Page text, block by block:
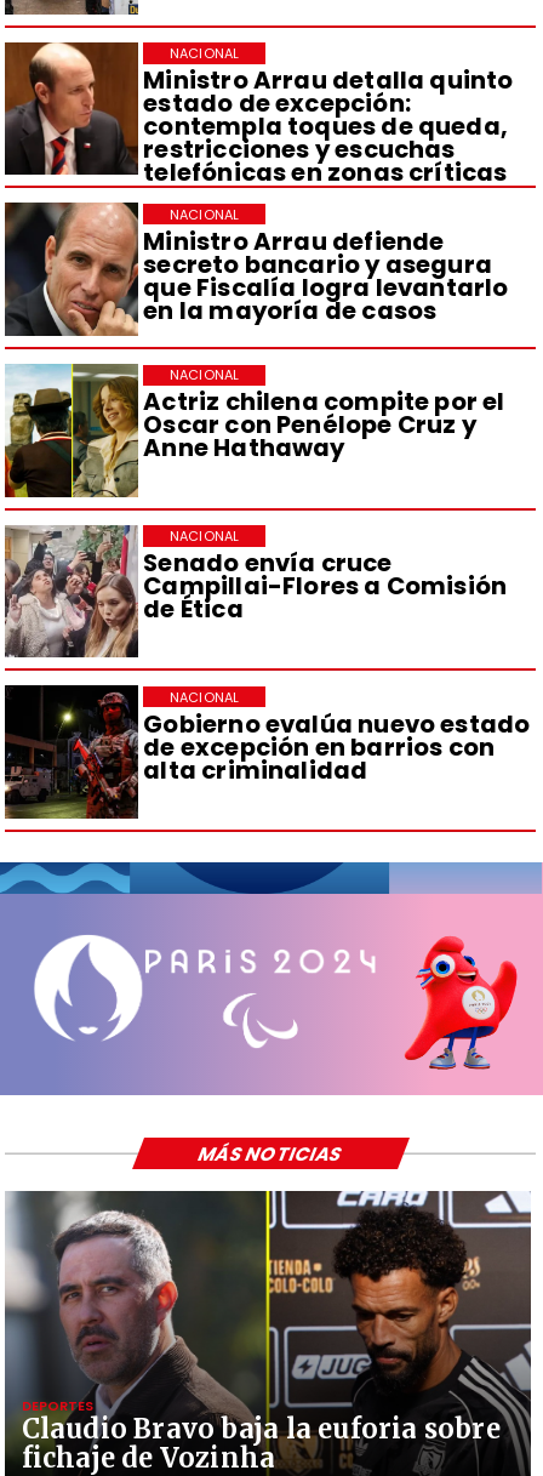
Ministro Arrau detalla quinto
estado de excepción:
contempla toques de queda,
restricciones y escuchas
telefónicas en zonas críticas
NACIONAL
Ministro Arrau defiende
secreto bancario y asegura
que Fiscalía logra levantarlo
en la mayoría de casos
NACIONAL
Actriz chilena compite por el
Oscar con Penélope Cruz y
Anne Hathaway
NACIONAL
Senado envía cruce
Campillai-Flores a Comisión
de Ética
NACIONAL
Gobierno evalúa nuevo estado
de excepción en barrios con
alta criminalidad
NACIONAL
Claudio Bravo baja la euforia sobre
fichaje de Vozinha
DEPORTES
MÁS NOTICIAS